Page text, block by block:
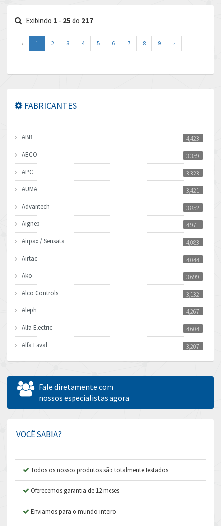
Exibindo 1 - 25 do 217
‹ 1 2 3 4 5 6 7 8 9 ›
FABRICANTES
ABB
4,423
AECO
3,359
APC
3,323
AUMA
3,421
Advantech
3,852
Aignep
4,971
Airpax / Sensata
4,083
Airtac
4,044
Ako
3,699
Alco Controls
3,132
Aleph
4,267
Alfa Electric
4,604
Alfa Laval
3,207
Allen Bradley
4,665
Allen West
Amperite
Amplicon Liveline
Apex Dynamics
Asco Numatics
Atos
4,276
Fale diretamente com
nossos especialistas agora
VOCÊ SABIA?
Todos os nossos produtos são totalmente testados
Oferecemos garantia de 12 meses
Enviamos para o mundo inteiro